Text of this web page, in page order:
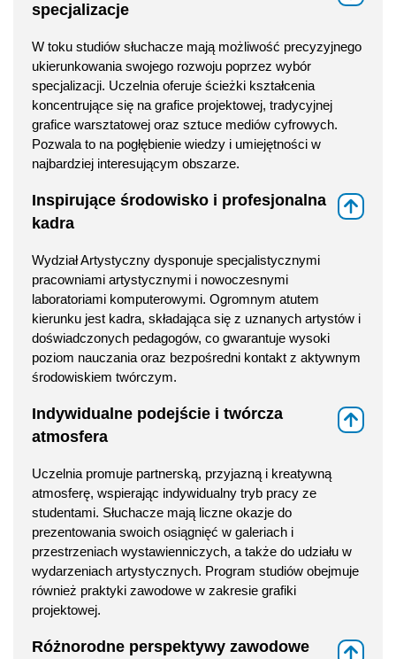
specjalizacje
W toku studiów słuchacze mają możliwość precyzyjnego
ukierunkowania swojego rozwoju poprzez wybór
specjalizacji. Uczelnia oferuje ścieżki kształcenia
koncentrujące się na grafice projektowej, tradycyjnej
grafice warsztatowej oraz sztuce mediów cyfrowych.
Pozwala to na pogłębienie wiedzy i umiejętności w
najbardziej interesującym obszarze.
Inspirujące środowisko i profesjonalna
kadra
Wydział Artystyczny dysponuje specjalistycznymi
pracowniami artystycznymi i nowoczesnymi
laboratoriami komputerowymi. Ogromnym atutem
kierunku jest kadra, składająca się z uznanych artystów i
doświadczonych pedagogów, co gwarantuje wysoki
poziom nauczania oraz bezpośredni kontakt z aktywnym
środowiskiem twórczym.
Indywidualne podejście i twórcza
atmosfera
Uczelnia promuje partnerską, przyjazną i kreatywną
atmosferę, wspierając indywidualny tryb pracy ze
studentami. Słuchacze mają liczne okazje do
prezentowania swoich osiągnięć w galeriach i
przestrzeniach wystawienniczych, a także do udziału w
wydarzeniach artystycznych. Program studiów obejmuje
również praktyki zawodowe w zakresie grafiki
projektowej.
Różnorodne perspektywy zawodowe